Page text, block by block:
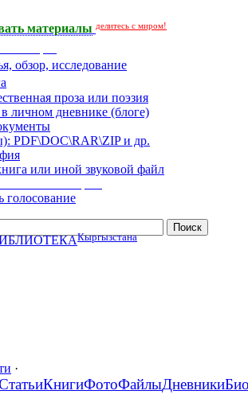
материалы делитесь с миром!
обзор, исследование
проза или поэзия
личном дневнике (блоге)
PDF\DOC\RAR\ZIP и др.
или иной звуковой файл
голосование
Кыргызстана
·
КнигиФотоФайлыДневники